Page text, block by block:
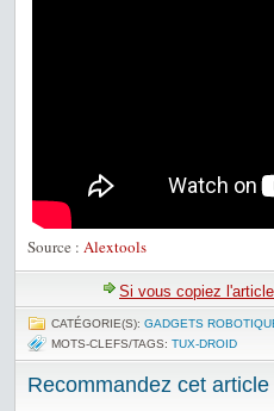
Source : Alextools
Si vous copiez
CATÉGORIE(S): GADGETS
MOTS-CLEFS/TAGS: TUX-DROID
Recommandez cet